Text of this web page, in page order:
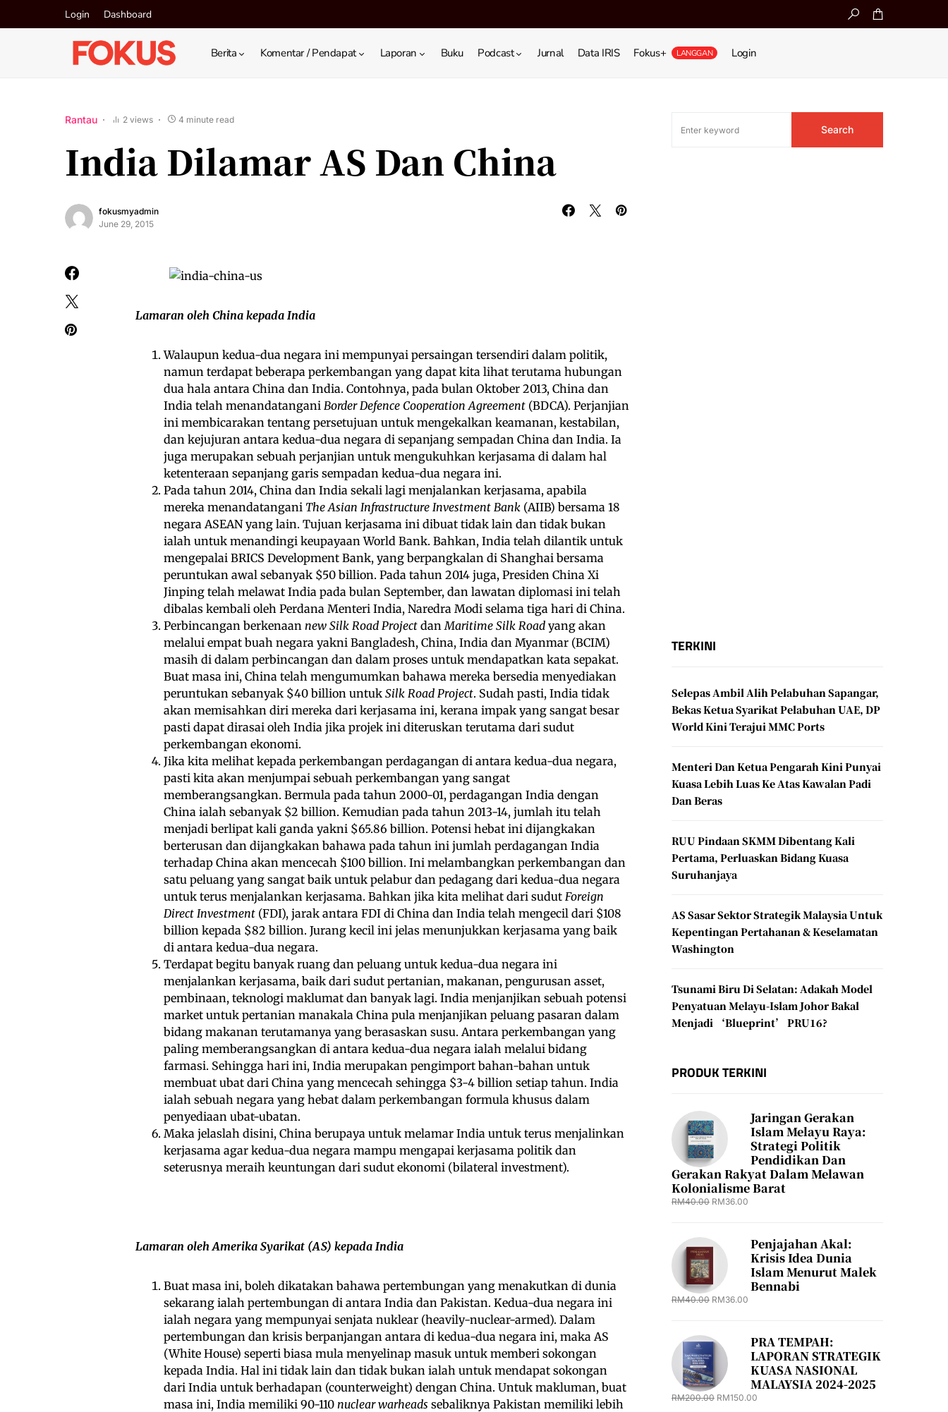
Login Dashboard
Berita Komentar / Pendapat Laporan Buku Podcast Jurnal Data IRIS Fokus+ LANGGAN Login
Rantau 2 views 4 minute read
India Dilamar AS Dan China
fokusmyadmin
June 29, 2015
Lamaran oleh China kepada India
Walaupun kedua-dua negara ini mempunyai persaingan tersendiri dalam politik,
namun terdapat beberapa perkembangan yang dapat kita lihat terutama hubungan
dua hala antara China dan India. Contohnya, pada bulan Oktober 2013, China dan
India telah menandatangani Border Defence Cooperation Agreement (BDCA). Perjanjian
ini membicarakan tentang persetujuan untuk mengekalkan keamanan, kestabilan,
dan kejujuran antara kedua-dua negara di sepanjang sempadan China dan India. Ia
juga merupakan sebuah perjanjian untuk mengukuhkan kerjasama di dalam hal
ketenteraan sepanjang garis sempadan kedua-dua negara ini.
Pada tahun 2014, China dan India sekali lagi menjalankan kerjasama, apabila
mereka menandatangani The Asian Infrastructure Investment Bank (AIIB) bersama 18
negara ASEAN yang lain. Tujuan kerjasama ini dibuat tidak lain dan tidak bukan
ialah untuk menandingi keupayaan World Bank. Bahkan, India telah dilantik untuk
mengepalai BRICS Development Bank, yang berpangkalan di Shanghai bersama
peruntukan awal sebanyak $50 billion. Pada tahun 2014 juga, Presiden China Xi
Jinping telah melawat India pada bulan September, dan lawatan diplomasi ini telah
dibalas kembali oleh Perdana Menteri India, Naredra Modi selama tiga hari di China.
Perbincangan berkenaan new Silk Road Project dan Maritime Silk Road yang akan
melalui empat buah negara yakni Bangladesh, China, India dan Myanmar (BCIM)
masih di dalam perbincangan dan dalam proses untuk mendapatkan kata sepakat.
Buat masa ini, China telah mengumumkan bahawa mereka bersedia menyediakan
peruntukan sebanyak $40 billion untuk Silk Road Project. Sudah pasti, India tidak
akan memisahkan diri mereka dari kerjasama ini, kerana impak yang sangat besar
pasti dapat dirasai oleh India jika projek ini diteruskan terutama dari sudut
perkembangan ekonomi.
Jika kita melihat kepada perkembangan perdagangan di antara kedua-dua negara,
pasti kita akan menjumpai sebuah perkembangan yang sangat
memberangsangkan. Bermula pada tahun 2000-01, perdagangan India dengan
China ialah sebanyak $2 billion. Kemudian pada tahun 2013-14, jumlah itu telah
menjadi berlipat kali ganda yakni $65.86 billion. Potensi hebat ini dijangkakan
berterusan dan dijangkakan bahawa pada tahun ini jumlah perdagangan India
terhadap China akan mencecah $100 billion. Ini melambangkan perkembangan dan
satu peluang yang sangat baik untuk pelabur dan pedagang dari kedua-dua negara
untuk terus menjalankan kerjasama. Bahkan jika kita melihat dari sudut Foreign
Direct Investment (FDI), jarak antara FDI di China dan India telah mengecil dari $108
billion kepada $82 billion. Jurang kecil ini jelas menunjukkan kerjasama yang baik
di antara kedua-dua negara.
Terdapat begitu banyak ruang dan peluang untuk kedua-dua negara ini
menjalankan kerjasama, baik dari sudut pertanian, makanan, pengurusan asset,
pembinaan, teknologi maklumat dan banyak lagi. India menjanjikan sebuah potensi
market untuk pertanian manakala China pula menjanjikan peluang pasaran dalam
bidang makanan terutamanya yang berasaskan susu. Antara perkembangan yang
paling memberangsangkan di antara kedua-dua negara ialah melalui bidang
farmasi. Sehingga hari ini, India merupakan pengimport bahan-bahan untuk
membuat ubat dari China yang mencecah sehingga $3-4 billion setiap tahun. India
ialah sebuah negara yang hebat dalam perkembangan formula khusus dalam
penyediaan ubat-ubatan.
Maka jelaslah disini, China berupaya untuk melamar India untuk terus menjalinkan
kerjasama agar kedua-dua negara mampu mengapai kerjasama politik dan
seterusnya meraih keuntungan dari sudut ekonomi (bilateral investment).
Lamaran oleh Amerika Syarikat (AS) kepada India
Buat masa ini, boleh dikatakan bahawa pertembungan yang menakutkan di dunia
sekarang ialah pertembungan di antara India dan Pakistan. Kedua-dua negara ini
ialah negara yang mempunyai senjata nuklear (heavily-nuclear-armed). Dalam
pertembungan dan krisis berpanjangan antara di kedua-dua negara ini, maka AS
(White House) seperti biasa mula menyelinap masuk untuk memberi sokongan
kepada India. Hal ini tidak lain dan tidak bukan ialah untuk mendapat sokongan
dari India untuk berhadapan (counterweight) dengan China. Untuk makluman, buat
masa ini, India memiliki 90-110 nuclear warheads sebaliknya Pakistan memiliki lebih
Search
TERKINI
Selepas Ambil Alih Pelabuhan Sapangar,
Bekas Ketua Syarikat Pelabuhan UAE, DP
World Kini Terajui MMC Ports
Menteri Dan Ketua Pengarah Kini Punyai
Kuasa Lebih Luas Ke Atas Kawalan Padi
Dan Beras
RUU Pindaan SKMM Dibentang Kali
Pertama, Perluaskan Bidang Kuasa
Suruhanjaya
AS Sasar Sektor Strategik Malaysia Untuk
Kepentingan Pertahanan & Keselamatan
Washington
Tsunami Biru Di Selatan: Adakah Model
Penyatuan Melayu-Islam Johor Bakal
Menjadi ‘Blueprint’ PRU16?
PRODUK TERKINI
Jaringan Gerakan
Islam Melayu Raya:
Strategi Politik
Pendidikan Dan
Gerakan Rakyat Dalam Melawan
Kolonialisme Barat
RM40.00 RM36.00
Penjajahan Akal:
Krisis Idea Dunia
Islam Menurut Malek
Bennabi
RM40.00 RM36.00
PRA TEMPAH:
LAPORAN STRATEGIK
KUASA NASIONAL
MALAYSIA 2024-2025
RM200.00 RM150.00